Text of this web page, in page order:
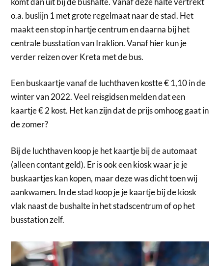
o.a. buslijn 1 met grote regelmaat naar de stad. Het
maakt een stop in hartje centrum en daarna bij het
centrale busstation van Iraklion. Vanaf hier kun je
verder reizen over Kreta met de bus.
Een buskaartje vanaf de luchthaven kostte € 1,10 in de
winter van 2022. Veel reisgidsen melden dat een
kaartje € 2 kost. Het kan zijn dat de prijs omhoog gaat in
de zomer?
Bij de luchthaven koop je het kaartje bij de automaat
(alleen contant geld). Er is ook een kiosk waar je je
buskaartjes kan kopen, maar deze was dicht toen wij
aankwamen. In de stad koop je je kaartje bij de kiosk
vlak naast de bushalte in het stadscentrum of op het
busstation zelf.